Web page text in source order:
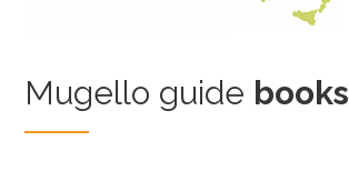
Mugello guide books